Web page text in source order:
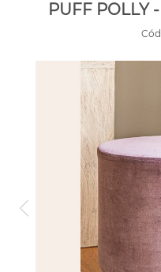
PUFF POLLY